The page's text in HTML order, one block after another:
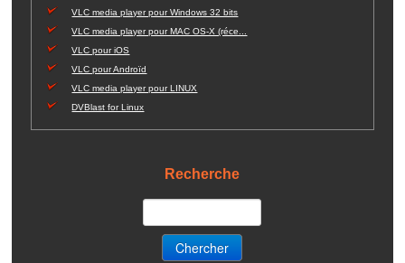
VLC media player pour Windows 32 bits
VLC media player pour MAC OS-X (réce...
VLC pour iOS
VLC pour Androïd
VLC media player pour LINUX
DVBlast for Linux
Recherche